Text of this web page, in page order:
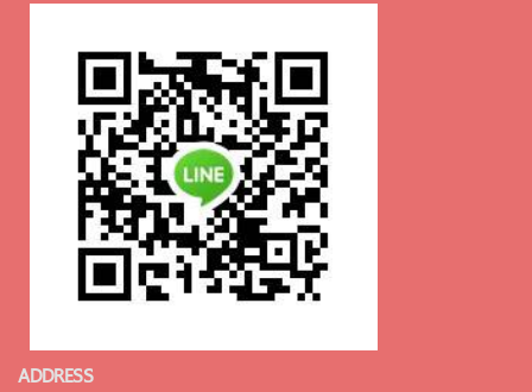
ADDRESS